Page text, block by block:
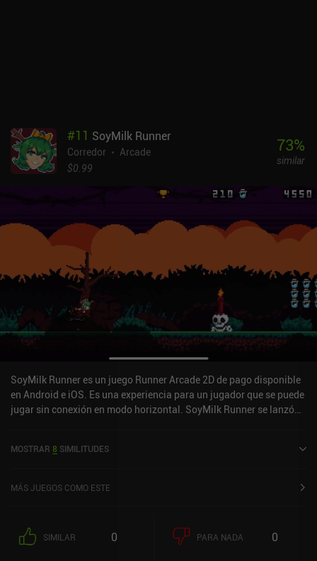
#11 SoyMilk Runner
Corredor
Arcade
$0.99
73%
similar
SoyMilk Runner es un juego Runner Arcade 2D de pago disponible
en Android e iOS. Es una experiencia para un jugador que se puede
jugar sin conexión en modo horizontal. SoyMilk Runner se lanzó
MOSTRAR 8 SIMILITUDES
MÁS JUEGOS COMO ESTE
SIMILAR 0 PARA NADA 0